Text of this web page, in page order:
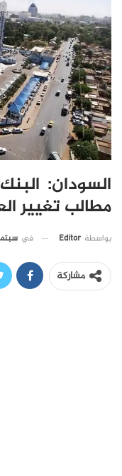
السودان:
مطالب تغيير
بواسطة Editor في سبتمبر
مشاركة